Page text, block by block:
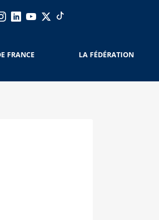
FRANCE LA FÉDÉRATION